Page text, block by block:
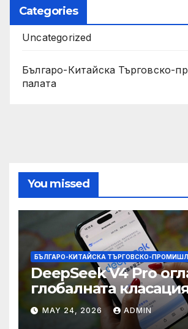
Categories
Uncategorized
Българо-Китайска Търговско-
палaта
You missed
БЪЛГАРО-КИТАЙСКА ТЪРГОВСКО-
DeepSeek V4 Pro
глобалната
печалба след 75%
намаление на
MAY 24, 2026 ADMIN